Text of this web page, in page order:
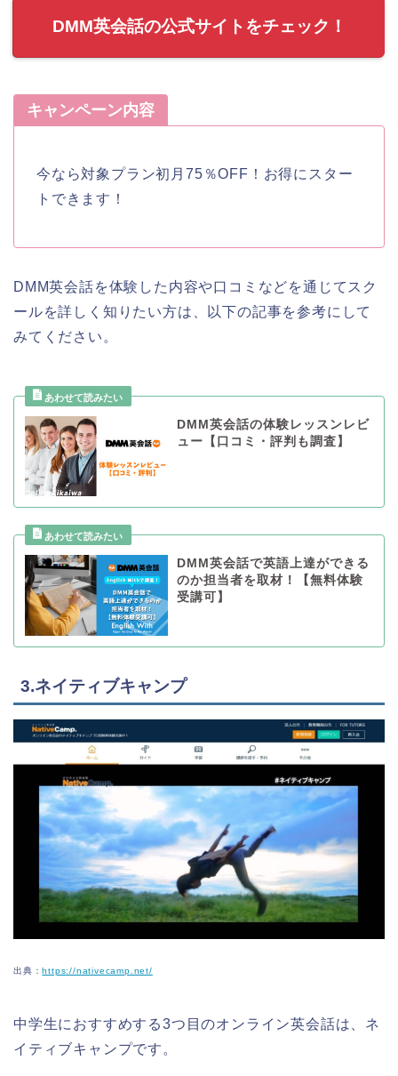
DMM英会話の公式サイトをチェック！
キャンペーン内容
今なら対象プラン初月75％OFF！お得にスター
トできます！
DMM英会話を体験した内容や口コミなどを通じてスク
ールを詳しく知りたい方は、以下の記事を参考にして
みてください。
DMM英会話の体験レッスンレビ
ュー【口コミ・評判も調査】
DMM英会話で英語上達ができる
のか担当者を取材！【無料体験
受講可】
3.ネイティブキャンプ
出典：https://nativecamp.net/
中学生におすすめする3つ目のオンライン英会話は、ネ
イティブキャンプです。